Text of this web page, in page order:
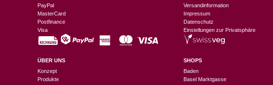
PayPal
MasterCard
Postfinance
Visa
ÜBER UNS
Konzept
Produkte
Versandinformation
Impressum
Datenschutz
Einstellungen zur Privatsphäre
SHOPS
Baden
Basel Marktgasse